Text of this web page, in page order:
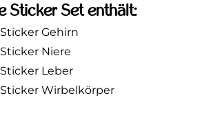
Sticker Set enthält:
Gehirn
Niere
Leber
Wirbelkörper